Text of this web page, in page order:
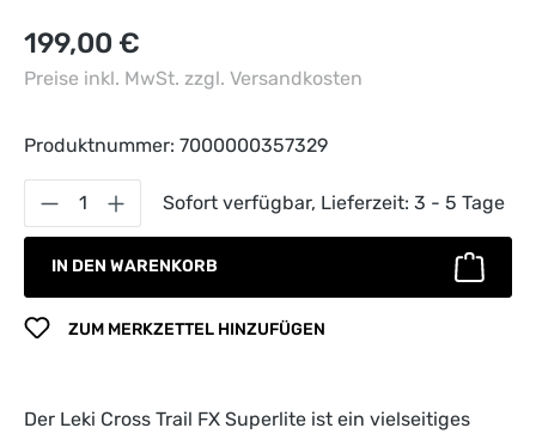
Regulärer Preis:
199,00 €
Preise inkl. MwSt. zzgl. Versandkosten
Produktnummer: 7000000357329
Produkt Anzahl: Gib den gewünschten
Sofort verfügbar, Lieferzeit: 3 - 5 Tage
IN DEN WARENKORB
ZUM MERKZETTEL HINZUFÜGEN
Der Leki Cross Trail FX Superlite ist ein vielseitiges